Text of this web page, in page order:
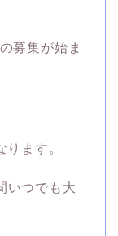
募集が始ま
ます。
いつでも大